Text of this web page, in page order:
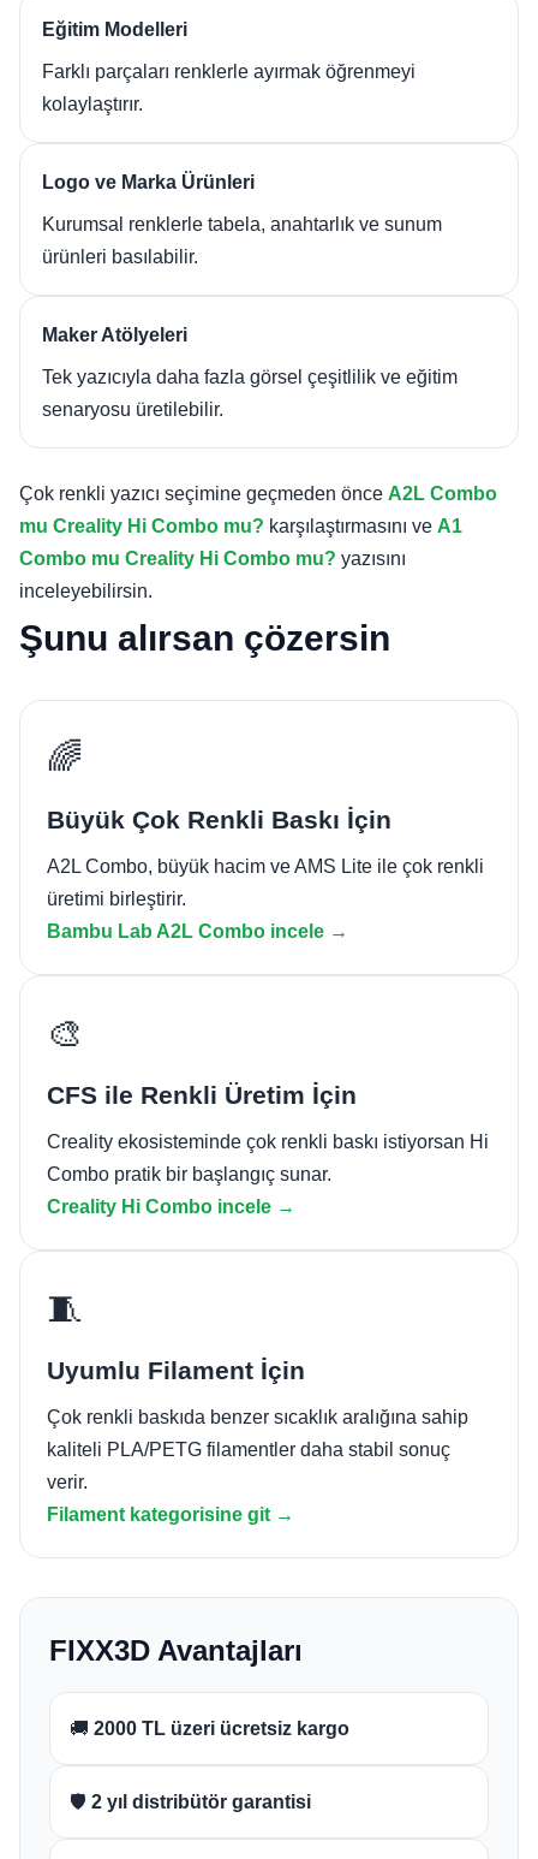
Eğitim Modelleri
Farklı parçaları renklerle ayırmak öğrenmeyi
kolaylaştırır.
Logo ve Marka Ürünleri
Kurumsal renklerle tabela, anahtarlık ve sunum
ürünleri basılabilir.
Maker Atölyeleri
Tek yazıcıyla daha fazla görsel çeşitlilik ve eğitim
senaryosu üretilebilir.
Çok renkli yazıcı seçimine geçmeden önce A2L Combo
mu Creality Hi Combo mu? karşılaştırmasını ve A1
Combo mu Creality Hi Combo mu? yazısını
inceleyebilirsin.
Şunu alırsan çözersin
🌈
Büyük Çok Renkli Baskı İçin
A2L Combo, büyük hacim ve AMS Lite ile çok renkli
üretimi birleştirir.
Bambu Lab A2L Combo incele →
🎨
CFS ile Renkli Üretim İçin
Creality ekosisteminde çok renkli baskı istiyorsan Hi
Combo pratik bir başlangıç sunar.
Creality Hi Combo incele →
🧵
Uyumlu Filament İçin
Çok renkli baskıda benzer sıcaklık aralığına sahip
kaliteli PLA/PETG filamentler daha stabil sonuç
verir.
Filament kategorisine git →
FIXX3D Avantajları
🚚 2000 TL üzeri ücretsiz kargo
🛡️ 2 yıl distribütör garantisi